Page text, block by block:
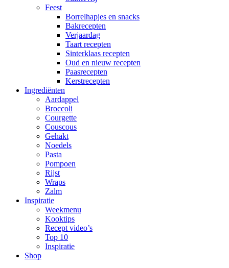
Feest
Borrelhapjes en snacks
Bakrecepten
Verjaardag
Taart recepten
Sinterklaas recepten
Oud en nieuw recepten
Paasrecepten
Kerstrecepten
Ingrediënten
Aardappel
Broccoli
Courgette
Couscous
Gehakt
Noedels
Pasta
Pompoen
Rijst
Wraps
Zalm
Inspiratie
Weekmenu
Kooktips
Recept video’s
Top 10
Inspiratie
Shop